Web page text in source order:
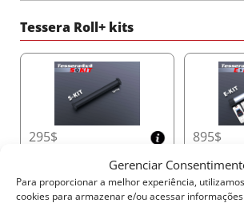
Gerenciar
Para proporcionar a melhor experiência,
cookies para armazenar e/ou acessar
Sistema de Drenagem Dupla com
Anti-Folhas
Mantenha a caçamba do seu pickup
com o sistema de drenagem dupla Φ20.
com tecnologia Anti-Folhas e canais
transbordamento, o sistema gerencia
limpo e funcional mesmo durante
Tessera Roll+ kits
295$ 895$
Barras e Racks